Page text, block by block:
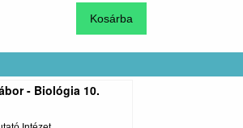
- Biológia 10.